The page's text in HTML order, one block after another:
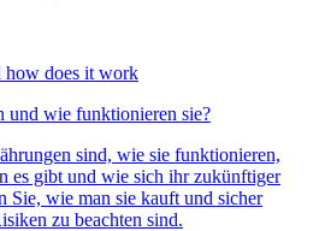
und wie funktionieren sie?
sind, wie sie funktionieren,
es gibt und wie sich ihr zukünftiger
wie man sie kauft und sicher
zu beachten sind.